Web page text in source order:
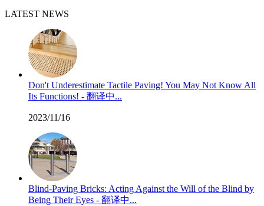
LATEST NEWS
Don't Underestimate Tactile Paving! You May Not Know All
Its Functions! - 翻译中...
2023/11/16
Blind-Paving Bricks: Acting Against the Will of the Blind by
Being Their Eyes - 翻译中...